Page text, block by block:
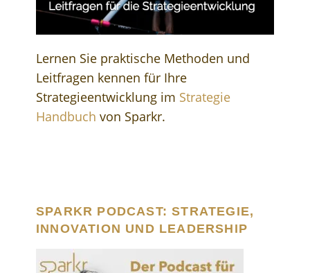
Lernen Sie praktische Methoden und
Leitfragen kennen für Ihre
Strategieentwicklung im Strategie
Handbuch von Sparkr.
SPARKR PODCAST: STRATEGIE,
INNOVATION UND LEADERSHIP